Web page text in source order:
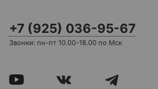
+7 (925) 036-95-67
Звонки: пн-пт 10.00-18.00 по Мск